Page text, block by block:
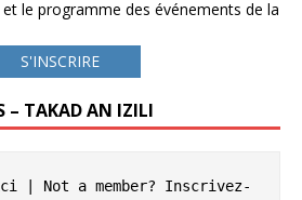
le programme des événements de la
S'INSCRIRE
– TAKAD AN IZILI
| Not a member? Inscrivez-